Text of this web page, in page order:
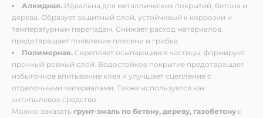
Алкидная. Идеальна для металлических покрытий, бетона и
дерева. Образует защитный слой, устойчивый к коррозии и
температурным перепадам. Снижает расход материалов,
предотвращает появление плесени и грибка.
Полимерная. Скрепляет осыпающиеся частицы, формирует
прочный ровный слой. Водостойкое покрытие предотвращает
избыточное впитывание клея и улучшает сцепление с
отделочными материалами. Также используется как
антипылевое средство.
Можно заказать грунт-эмаль по бетону, дереву, газобетону с